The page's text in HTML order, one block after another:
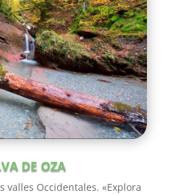
DE OZA
valles Occidentales. «Explora